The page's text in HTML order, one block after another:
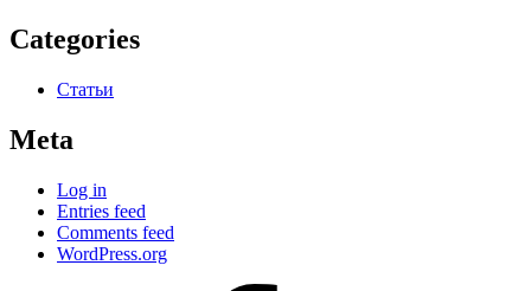
Categories
Статьи
Meta
Log in
Entries feed
Comments feed
WordPress.org